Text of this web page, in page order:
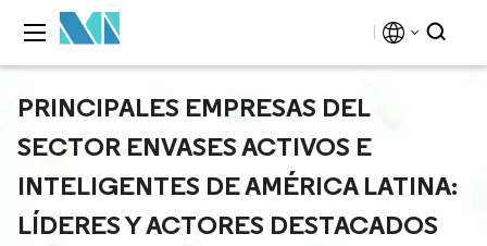
PRINCIPALES EMPRESAS DEL
SECTOR ENVASES ACTIVOS E
INTELIGENTES DE AMÉRICA LATINA:
LÍDERES Y ACTORES DESTACADOS